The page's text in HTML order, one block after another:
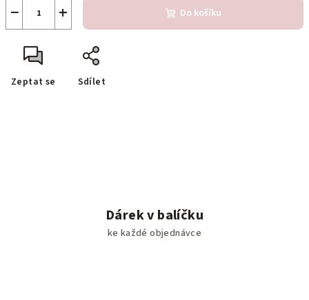
+
− Do košíku
Zeptat se Sdílet
Dárek v balíčku
ke každé objednávce